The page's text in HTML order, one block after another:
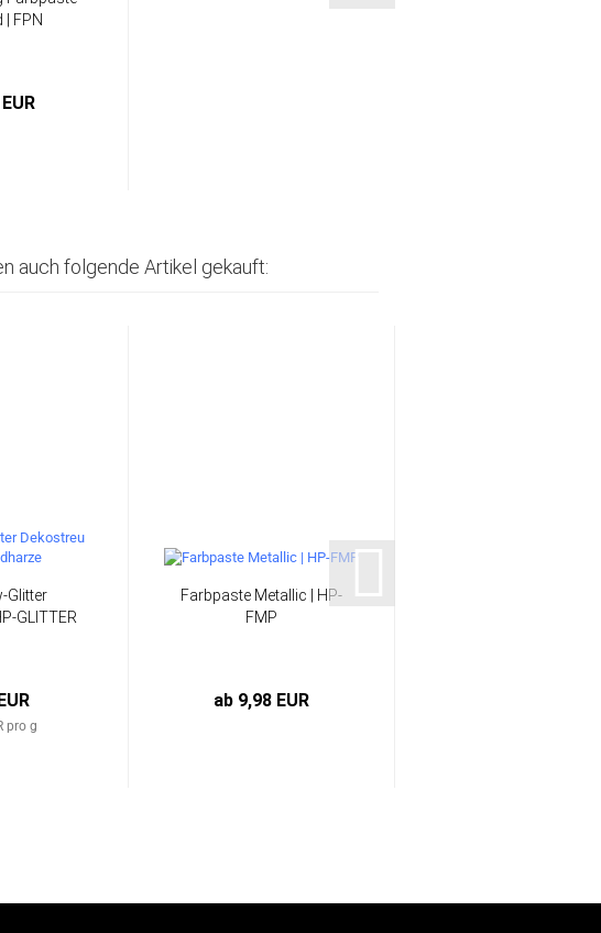
| FPN
auch folgende Artikel gekauft:
Glitter
GLITTER
pro g
Farbpaste Metallic | HP-
FMP
ab 9,98 EUR